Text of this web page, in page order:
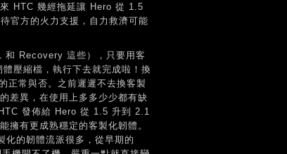
HTC 幾經拖延讓 Hero 從 1.5
官方的火力支援，自力救濟可能
和 Recovery 這些），只要用客
壓縮檔，執行下去就完成啦！換
正常與否。之前遲遲不去換客製
差異，在使用上多多少少都有缺
發佈給 Hero 從 1.5 升到 2.1
擁有更成熟穩定的客製化韌體。
化的韌體流派很多，從早期的